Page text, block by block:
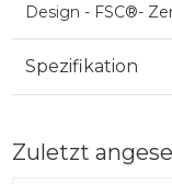
Design - FSC®-
Spezifikation
Zuletzt